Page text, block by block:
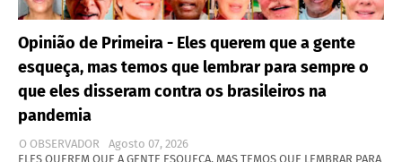
Opinião de Primeira - Eles querem que a gente
esqueça, mas temos que lembrar para sempre o
que eles disseram contra os brasileiros na
pandemia
O OBSERVADOR
Agosto 07, 2026
ELES QUEREM QUE A GENTE ESQUEÇA, MAS TEMOS QUE LEMBRAR PARA